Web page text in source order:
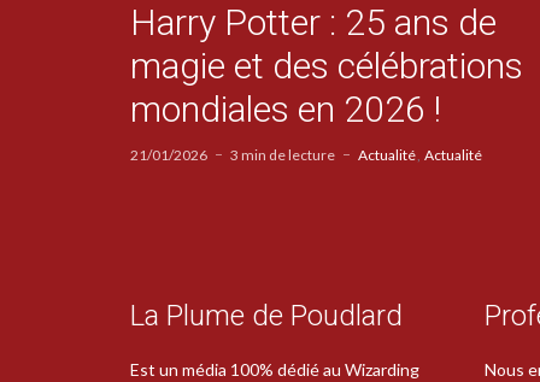
Harry Potter : 25 ans de
magie et des célébrations
mondiales en 2026 !
21/01/2026 3 min de lecture Actualité Actualité
La Plume de Poudlard
Est un média 100% dédié au Wizarding
Nous